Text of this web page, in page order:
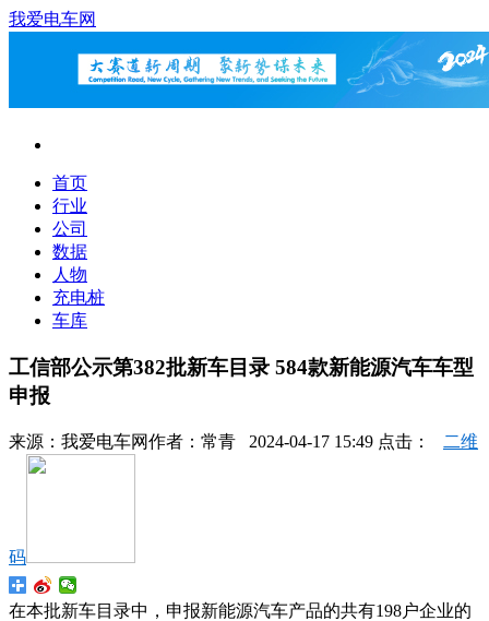
我爱电车网
首页
行业
公司
数据
人物
充电桩
车库
工信部公示第382批新车目录 584款新能源汽车车型
申报
来源： 我爱电车网作者： 常青 2024-04-17 15:49 点击： 二维
码
在本批新车目录中，申报新能源汽车产品的共有198户企业的